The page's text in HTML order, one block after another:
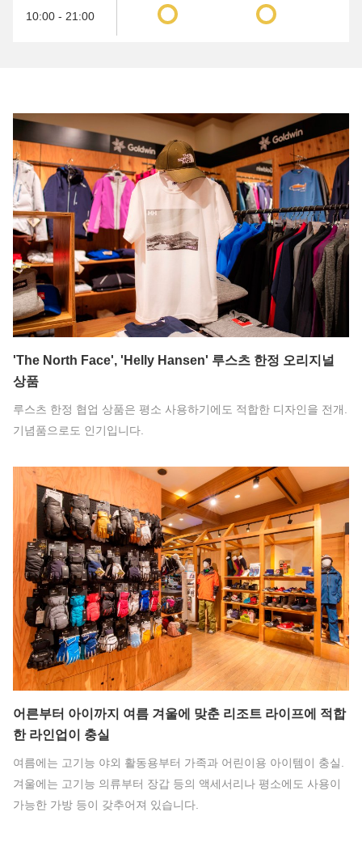
10:00 - 21:00
'The North Face', 'Helly Hansen' 루스츠 한정 오리지널
상품
루스츠 한정 협업 상품은 평소 사용하기에도 적합한 디자인을 전개.
기념품으로도 인기입니다.
어른부터 아이까지 여름 겨울에 맞춘 리조트 라이프에 적합
한 라인업이 충실
여름에는 고기능 야외 활동용부터 가족과 어린이용 아이템이 충실.
겨울에는 고기능 의류부터 장갑 등의 액세서리나 평소에도 사용이
가능한 가방 등이 갖추어져 있습니다.